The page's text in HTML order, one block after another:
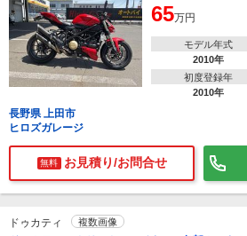
65万円
モデル年式
2010年
初度登録年
2010年
長野県 上田市
ヒロズガレージ
無料 お見積り/お問合せ
ドゥカティ 複数画像